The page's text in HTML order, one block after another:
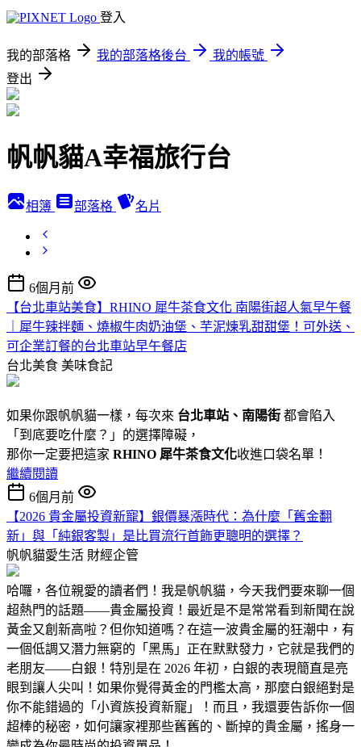
登入
我的部落格 我的部落格後台
我的帳號
登出
帆帆貓A幸福旅行台
相簿 部落格 名片
6個月前
【台北車站美食】RHINO 犀牛茶食文化 南陽街超人氣早午餐
｜犀牛辣拌麵、燒椒牛肉奶油堡、芋泥煉乳甜甜堡！可外送、
可企業訂餐的台北車站早午餐店
台北美食 美味食記
如果你跟帆帆貓一樣，每次來 台北車站、南陽街 都會陷入
「到底要吃什麼？」的選擇障礙，
那你一定要把這家 RHINO 犀牛茶食文化收進口袋名單！
繼續閱讀
6個月前
【2026 貴金屬投資新寵】銀價暴漲時代：為什麼「舊金翻
新」與「純銀客製」是比買流行首飾更聰明的選擇？
帆帆貓愛生活 財經企管
哈囉，各位親愛的讀者們！我是帆帆貓，今天我們要來聊一個
超熱門的話題——貴金屬投資！最近是不是常常看到新聞在說
黃金又創新高啦？但你知道嗎？在這一波貴金屬的狂潮中，有
一個低調又潛力無窮的「黑馬」正在默默發力，它就是我們的
老朋友——白銀！特別是在 2026 年初，白銀的表現簡直是亮
眼到讓人尖叫！如果你覺得黃金的門檻太高，那麼白銀絕對是
你不能錯過的「小資族投資新寵」！而且，我還要告訴你一個
超棒的秘密，如何讓家裡那些舊舊的、斷掉的貴金屬，搖身一